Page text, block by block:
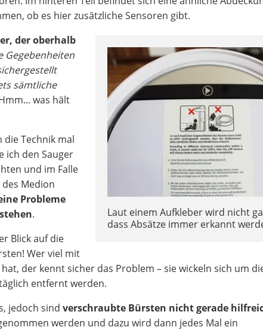
ob es hier zusätzliche Sensoren gibt.
Laut einem Aufkleber wird nicht
dass Absätze immer erkannt
der oberhalb
Gegebenheiten
sämtliche
was hält
die Technik mal
ich den Sauger
und im Falle
des Medion
Probleme
.
Blick auf die
Wer viel mit
der kennt sicher das Problem – sie wickeln sich um
entfernt werden.
jedoch sindverschraubte Bürsten nicht gerade
werden und dazu wird dann jedes Mal ein